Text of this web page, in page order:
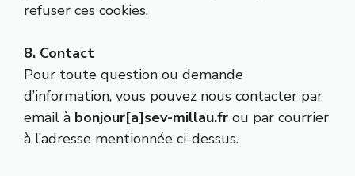
refuser ces cookies.
8. Contact
Pour toute question ou demande
d’information, vous pouvez nous contacter par
email à bonjour[a]sev-millau.fr ou par courrier
à l’adresse mentionnée ci-dessus.